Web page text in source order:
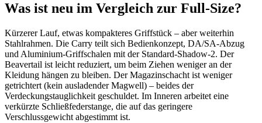
Was ist neu im Vergleich zur Full-Size?
Kürzerer Lauf, etwas kompakteres Griffstück – aber weiterhin
Stahlrahmen. Die Carry teilt sich Bedienkonzept, DA/SA-Abzug
und Aluminium-Griffschalen mit der Standard-Shadow-2. Der
Beavertail ist leicht reduziert, um beim Ziehen weniger an der
Kleidung hängen zu bleiben. Der Magazinschacht ist weniger
getrichtert (kein ausladender Magwell) – beides der
Verdeckungstauglichkeit geschuldet. Im Inneren arbeitet eine
verkürzte Schließfederstange, die auf das geringere
Verschlussgewicht abgestimmt ist.